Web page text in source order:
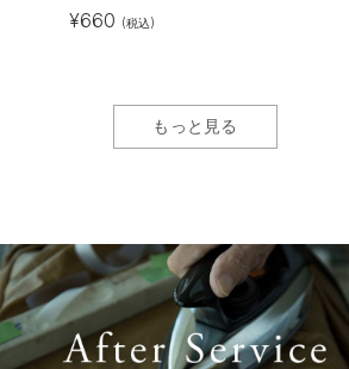
¥660 (税込)
もっと見る